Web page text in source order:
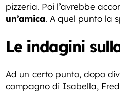
pizzeria. Poi l’avrebbe
un’amica. A quel punto la
Le indagini
Ad un certo punto, dopo
compagno di Isabella,